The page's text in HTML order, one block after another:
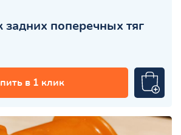
задних поперечных тяг
в 1 клик